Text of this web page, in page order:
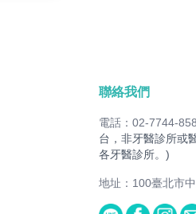
聯絡我們
電話：02-7744-
台，非牙醫診所或
各牙醫診所。)
地址：100臺北市